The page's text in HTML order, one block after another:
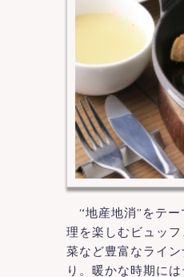
“地産地消”をテー
理を楽しむビュッ
菜など豊富なライ
り。暖かな時期に